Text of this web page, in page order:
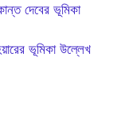
দেবের ভূমিকা
ভূমিকা উল্লেখ